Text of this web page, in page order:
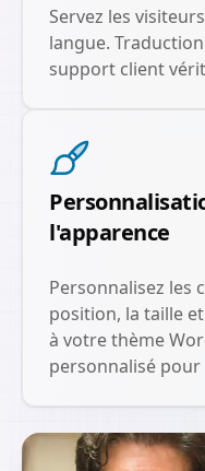
Servez les
langue.
support client
l'apparence
Personnalisez les
position, la taille
à votre thème
personnalisé